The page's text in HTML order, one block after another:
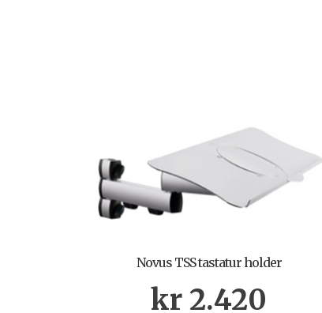
Novus TSS tastatur holder
kr 2.420